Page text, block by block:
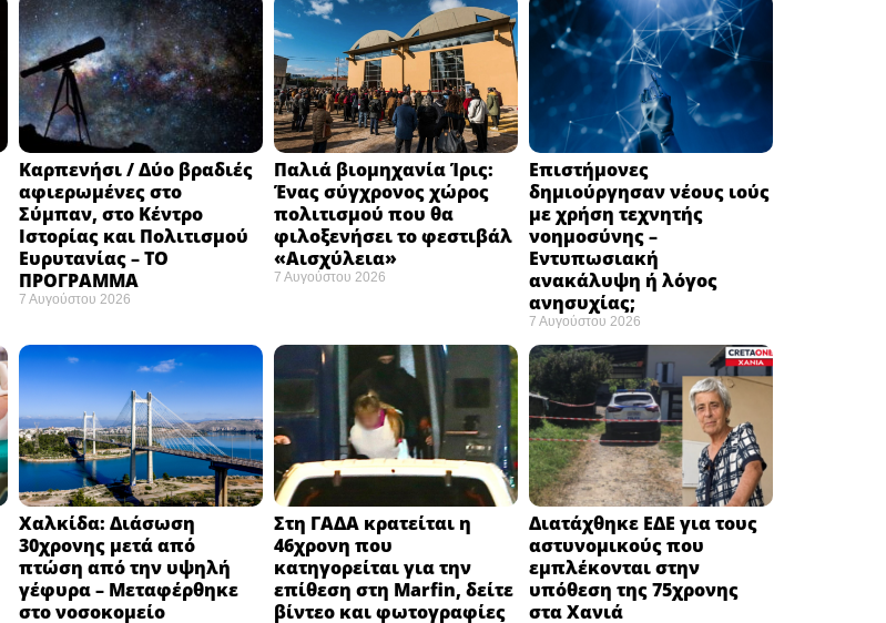
Καρπενήσι / Δύο βραδιές
αφιερωμένες στο
Σύμπαν, στο Κέντρο
Ιστορίας και Πολιτισμού
Ευρυτανίας – ΤΟ
ΠΡΟΓΡΑΜΜΑ
7 Αυγούστου 2026
Παλιά βιομηχανία Ίρις:
Ένας σύγχρονος χώρος
πολιτισμού που θα
φιλοξενήσει το φεστιβάλ
«Αισχύλεια» ​
7 Αυγούστου 2026
Επιστήμονες
δημιούργησαν νέους ιούς
με χρήση τεχνητής
νοημοσύνης –
Εντυπωσιακή
ανακάλυψη ή λόγος
ανησυχίας; ​
7 Αυγούστου 2026
Χαλκίδα: Διάσωση
30χρονης μετά από
πτώση από την υψηλή
γέφυρα – Μεταφέρθηκε
στο νοσοκομείο ​
Στη ΓΑΔΑ κρατείται η
46χρονη που
κατηγορείται για την
επίθεση στη Marfin, δείτε
βίντεο και φωτογραφίες
Διατάχθηκε ΕΔΕ για τους
αστυνομικούς που
εμπλέκονται στην
υπόθεση της 75χρονης
στα Χανιά